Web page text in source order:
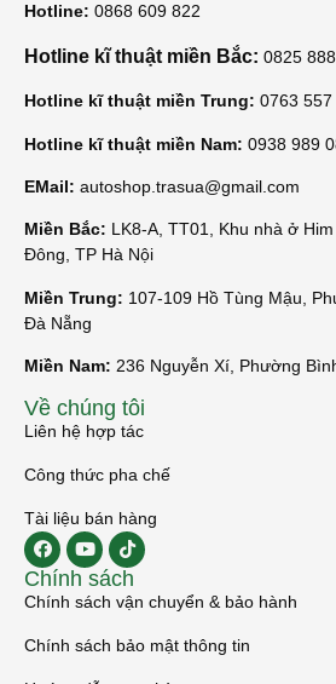
Hotline: 0868 609 822
Hotline kĩ thuật miền Bắc: 0825 888
Hotline kĩ thuật miền Trung: 0763 557
Hotline kĩ thuật miền Nam: 0938 989
EMail: autoshop.trasua@gmail.com
Miền Bắc: LK8-A, TT01, Khu nhà ở
Đông, TP Hà Nội
Miền Trung: 107-109 Hồ Tùng Mậu,
Đà Nẵng
Miền Nam: 236 Nguyễn Xí, Phường
Về chúng tôi
Liên hệ hợp tác
Công thức pha chế
Tài liệu bán hàng
Chính sách
Chính sách vận chuyển & bảo hành
Chính sách bảo mật thông tin